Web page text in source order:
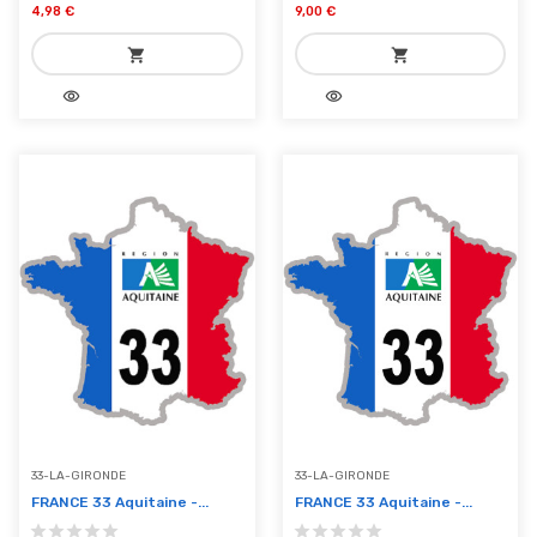
4,98 €
shopping_cart
add_shopping_cartvisibility
9,00 €
shopping_cart
add_shopping_cartvisibility
33-LA-GIRONDE
FRANCE 33 Aquitaine -...
33-LA-GIRONDE
FRANCE 33 Aquitaine -...